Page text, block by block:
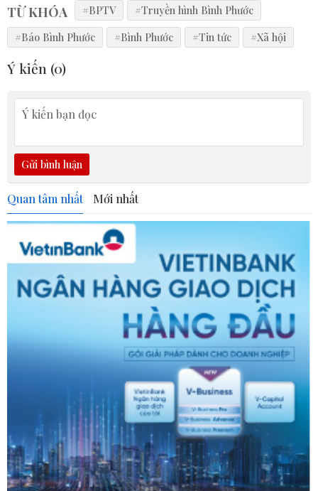
TỪ KHÓA #BPTV
#Truyền hình Bình Phước
#Báo Bình Phước
#Bình Phước #Tin tức #Xã hội
Ý kiến (0)
Gửi bình luận
Quan tâm nhất Mới nhất